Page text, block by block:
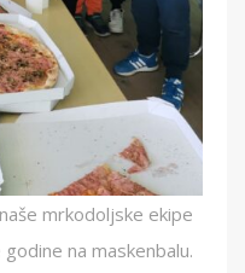
mrkodoljske ekipe
na maskenbalu.